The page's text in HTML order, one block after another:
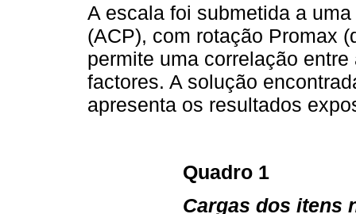
A escala foi submetida a
(ACP), com rotação Promax
permite uma correlação
factores. A solução
apresenta os resultados
Quadro 1
Cargas dos itens